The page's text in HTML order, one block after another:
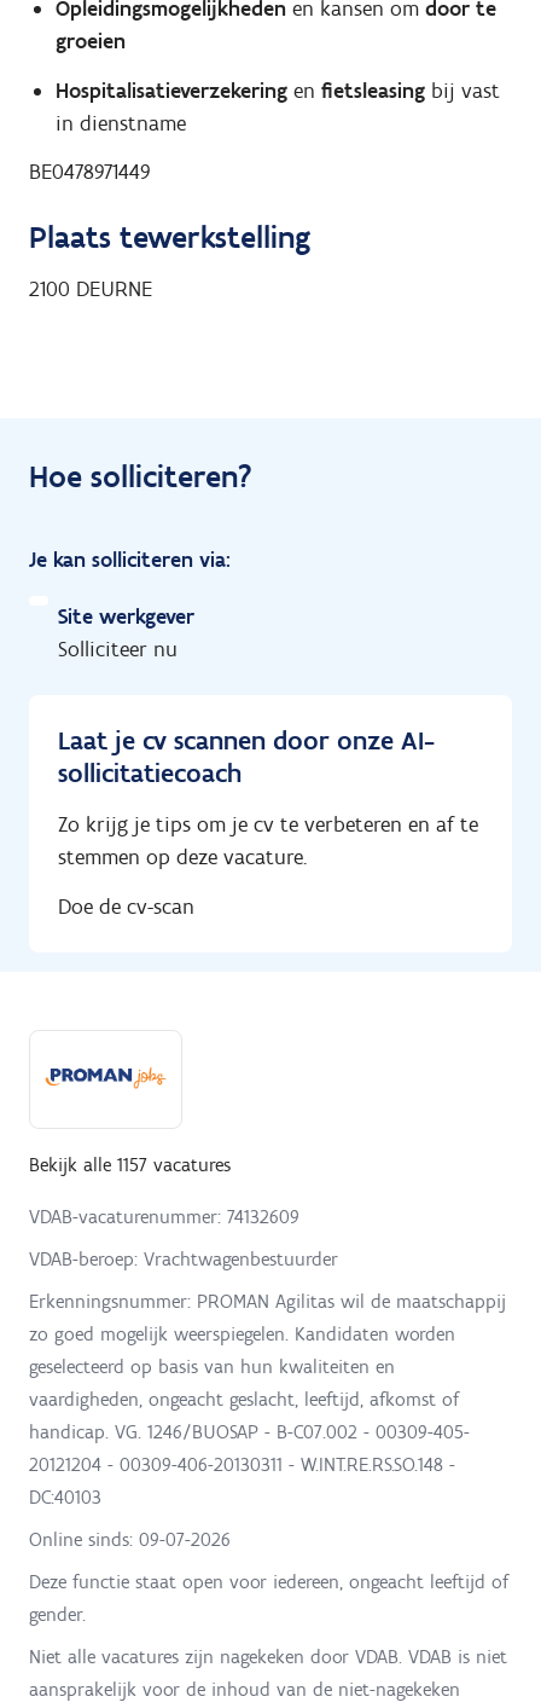
Opleidingsmogelijkheden en kansen om door te
groeien
Hospitalisatieverzekering en fietsleasing bij vast
in dienstname
BE0478971449
Plaats tewerkstelling
2100 DEURNE
Hoe solliciteren?
Je kan solliciteren via:
Site werkgever
Solliciteer nu
Laat je cv scannen door onze AI-
sollicitatiecoach
Zo krijg je tips om je cv te verbeteren en af te
stemmen op deze vacature.
Doe de cv-scan
Bekijk alle 1157 vacatures
VDAB-vacaturenummer: 74132609
VDAB-beroep: Vrachtwagenbestuurder
Erkenningsnummer: PROMAN Agilitas wil de maatschappij
zo goed mogelijk weerspiegelen. Kandidaten worden
geselecteerd op basis van hun kwaliteiten en
vaardigheden, ongeacht geslacht, leeftijd, afkomst of
handicap. VG. 1246/BUOSAP - B-C07.002 - 00309-405-
20121204 - 00309-406-20130311 - W.INT.RE.RS.SO.148 -
DC:40103
Online sinds: 09-07-2026
Deze functie staat open voor iedereen, ongeacht leeftijd of
gender.
Niet alle vacatures zijn nagekeken door VDAB. VDAB is niet
aansprakelijk voor de inhoud van de niet-nagekeken